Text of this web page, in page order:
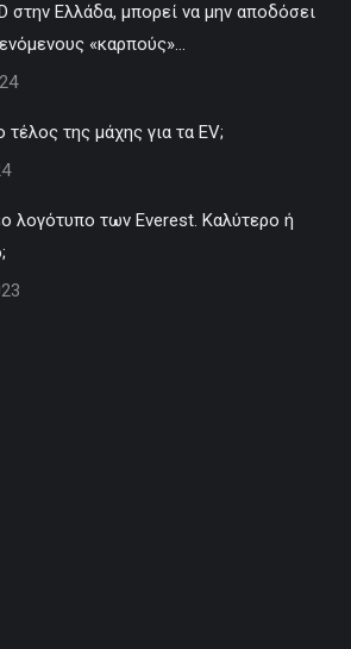
στην Ελλάδα, μπορεί να μην αποδόσει
«καρπούς»…
τέλος της μάχης για τα EV;
λογότυπο των Everest. Καλύτερο ή